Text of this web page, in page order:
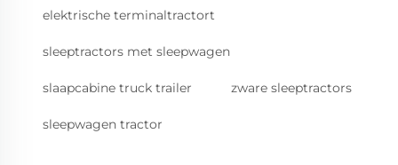
elektrische terminaltractort
sleeptractors met sleepwagen
slaapcabine truck trailer zware sleeptractors
sleepwagen tractor